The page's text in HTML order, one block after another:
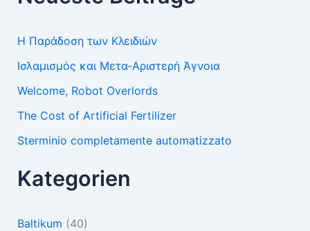
Η Παράδοση των Κλειδιών
Ισλαμισμός και Μετα-Αριστερή Άγνοια
Welcome, Robot Overlords
The Cost of Artificial Fertilizer
Sterminio completamente automatizzato
Kategorien
Baltikum (40)